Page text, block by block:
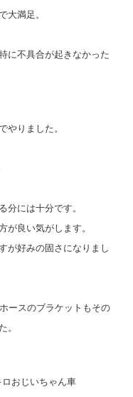
大満足。
に不具合が起きなかった
やりました。
分には十分です。
が良い気がします。
が好みの固さになりまし
ースのブラケットもその
。
おじいちゃん車